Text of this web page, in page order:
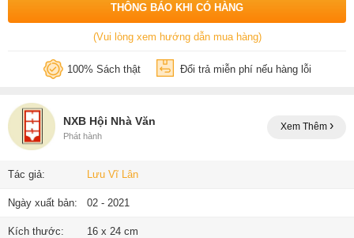
THÔNG BÁO KHI CÓ HÀNG
(Vui lòng xem hướng dẫn mua hàng)
100% Sách thật Đổi trả miễn phí nếu hàng lỗi
NXB Hội Nhà Văn
Phát hành
Xem Thêm
Tác giả: Lưu Vĩ Lân
Ngày xuất bản: 02 - 2021
Kích thước: 16 x 24 cm